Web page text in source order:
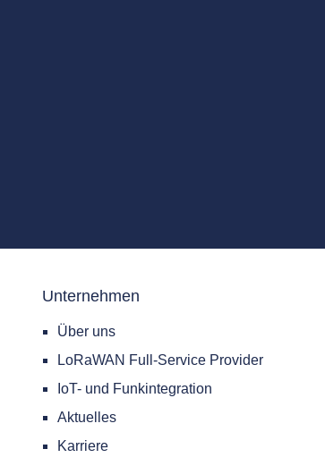
Unternehmen
Über uns
LoRaWAN Full-Service Provider
IoT- und Funkintegration
Aktuelles
Karriere